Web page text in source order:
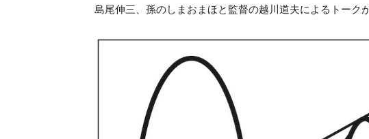
島尾伸三、孫のしまおまほと監督の越川道夫によるトーク